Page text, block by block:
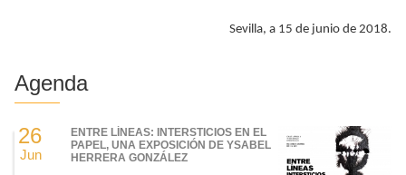
Sevilla, a 15 de junio de 2018.
Agenda
26
Jun
ENTRE LÍNEAS: INTERSTICIOS EN EL
PAPEL, UNA EXPOSICIÓN DE YSABEL
HERRERA GONZÁLEZ